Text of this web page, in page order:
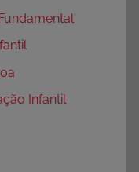
Infantil